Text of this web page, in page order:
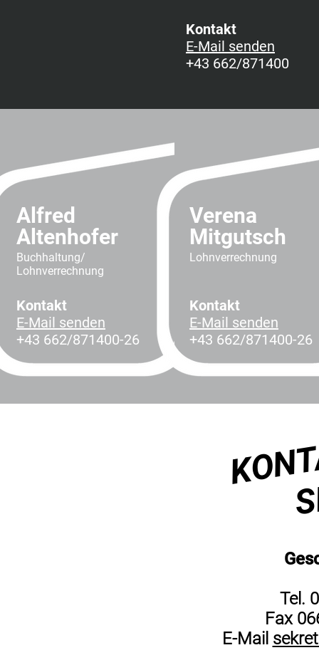
Kontakt
E-Mail senden
+43 662/871400
Alfred
Altenhofer
Buchhaltung/
Lohnverrechnung
Kontakt
E-Mail senden
+43 662/871400-26
Verena
Mitgutsch
Lohnverrechnung
Kontakt
E-Mail senden
+43 662/871400-26
Tel.
Fax
E-Mail